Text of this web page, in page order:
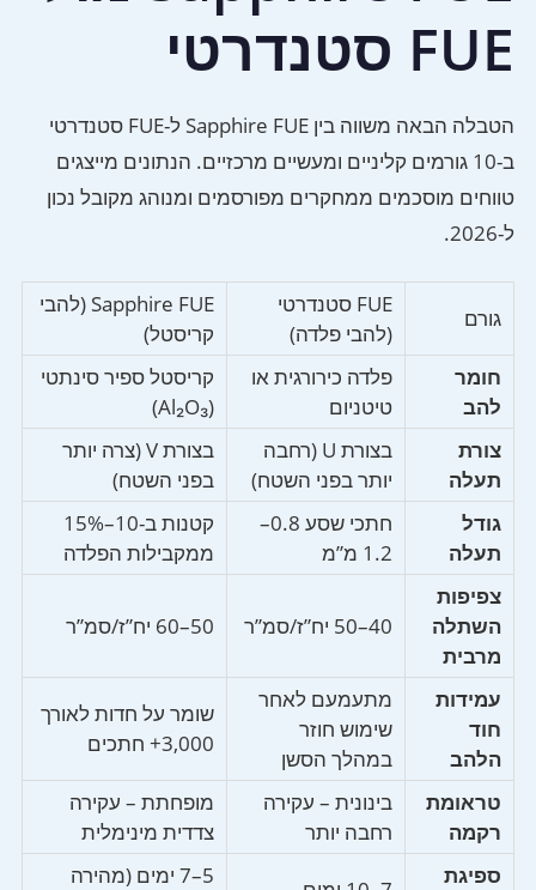
FUE סטנדרטי
הטבלה הבאה משווה בין Sapphire FUE ל-FUE סטנדרטי
ב-10 גורמים קליניים ומעשיים מרכזיים. הנתונים מייצגים
טווחים מוסכמים ממחקרים מפורסמים ומנוהג מקובל נכון
ל-2026.
גורם
FUE סטנדרטי
(להבי פלדה)
Sapphire FUE (להבי
קריסטל)
חומר
להב
פלדה כירורגית או
טיטניום
קריסטל ספיר סינתטי
(Al₂O₃)
צורת
תעלה
בצורת U (רחבה
יותר בפני השטח)
בצורת V (צרה יותר
בפני השטח)
גודל
תעלה
חתכי שסע 0.8–
1.2 מ”מ
קטנות ב-10–15%
ממקבילות הפלדה
צפיפות
השתלה
מרבית
40–50 יח”ז/סמ”ר 50–60 יח”ז/סמ”ר
עמידות
חוד
הלהב
מתעמעם לאחר
שימוש חוזר
במהלך הסשן
שומר על חדות לאורך
3,000+ חתכים
טראומת
רקמה
בינונית – עקירה
רחבה יותר
מופחתת – עקירה
צדדית מינימלית
ספיגת
5–7 ימים (מהירה